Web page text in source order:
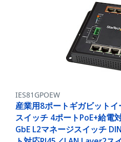
IES81GPOEW
産業用8ポートギガビット
スイッチ 4ポートPoE+給電
GbE L2マネージスイッチ